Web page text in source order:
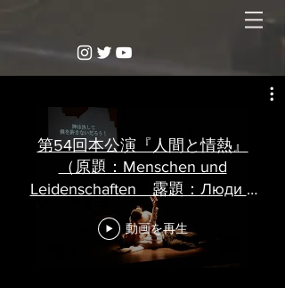
第54回本公演『人間と情熱』
（原題：Menschen und
Leidenschaften 露題：Люди и
страсти）
動画を再生